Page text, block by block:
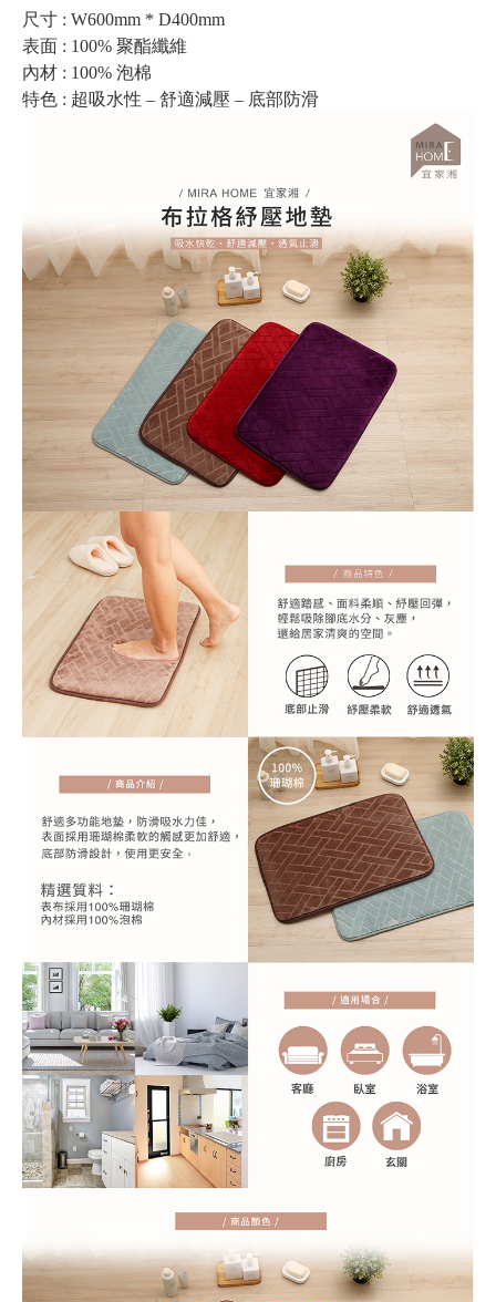
尺寸 : W600mm * D400mm
表面 : 100% 聚酯纖維
內材 : 100% 泡棉
特色 : 超吸水性 – 舒適減壓 – 底部防滑